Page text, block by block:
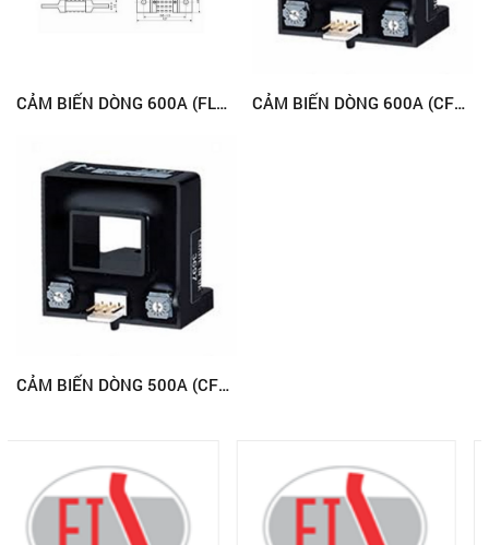
CẢM BIẾN DÒNG 600A (FL2-600) CẢM BIẾN DÒNG 600A (CFH600)
CẢM BIẾN DÒNG 500A (CFH500)